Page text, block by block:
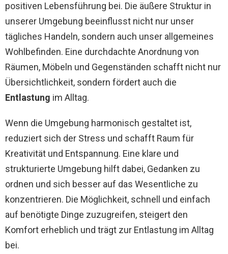
positiven Lebensführung bei. Die äußere Struktur in
unserer Umgebung beeinflusst nicht nur unser
tägliches Handeln, sondern auch unser allgemeines
Wohlbefinden. Eine durchdachte Anordnung von
Räumen, Möbeln und Gegenständen schafft nicht nur
Übersichtlichkeit, sondern fördert auch die
Entlastung im Alltag.
Wenn die Umgebung harmonisch gestaltet ist,
reduziert sich der Stress und schafft Raum für
Kreativität und Entspannung. Eine klare und
strukturierte Umgebung hilft dabei, Gedanken zu
ordnen und sich besser auf das Wesentliche zu
konzentrieren. Die Möglichkeit, schnell und einfach
auf benötigte Dinge zuzugreifen, steigert den
Komfort erheblich und trägt zur Entlastung im Alltag
bei.